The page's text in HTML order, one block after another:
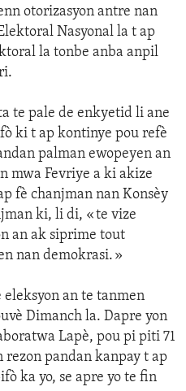
otorizasyon antre nan
Nasyonal la t ap
la tonbe anba anpil
te pale de enkyetid li ane
ki t ap kontinye pou refè
palman ewopeyen an
mwa Fevriye a ki akize
fè chanjman nan Konsèy
ki, li di, « te vize
an ak siprime tout
nan demokrasi. »
an te tanmen
Dimanch la. Dapre yon
Lapè, pou pi piti 71
rezon pandan kanpay t ap
ka yo, se apre yo te fin